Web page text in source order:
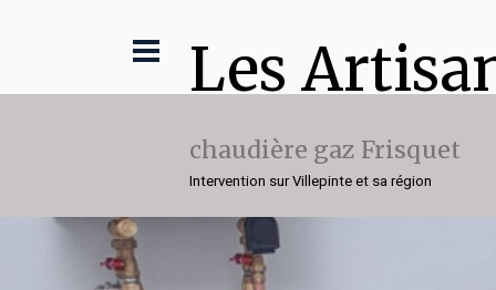
Les
chaudière gaz Frisquet
Intervention sur Villepinte et sa région